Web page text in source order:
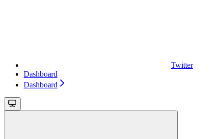
Twitter
Dashboard
Dashboard